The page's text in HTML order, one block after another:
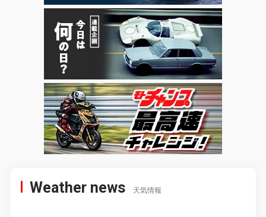
Weather news 天気情報